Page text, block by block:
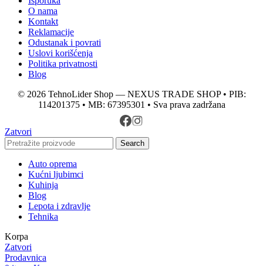
O nama
Kontakt
Reklamacije
Odustanak i povrati
Uslovi korišćenja
Politika privatnosti
Blog
© 2026 TehnoLider Shop — NEXUS TRADE SHOP • PIB:
114201375 • MB: 67395301 • Sva prava zadržana
Zatvori
Search
Auto oprema
Kućni ljubimci
Kuhinja
Blog
Lepota i zdravlje
Tehnika
Korpa
Zatvori
Prodavnica